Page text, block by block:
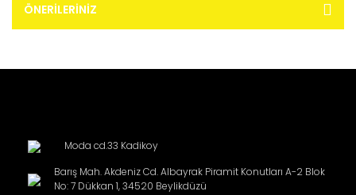
ÖNERILERINIZ
Moda cd.33 Kadikoy
Barış Mah. Akdeniz Cd. Albayrak Piramit Konutları A-2 Blok
No: 7 Dükkan 1, 34520 Beylikdüzü